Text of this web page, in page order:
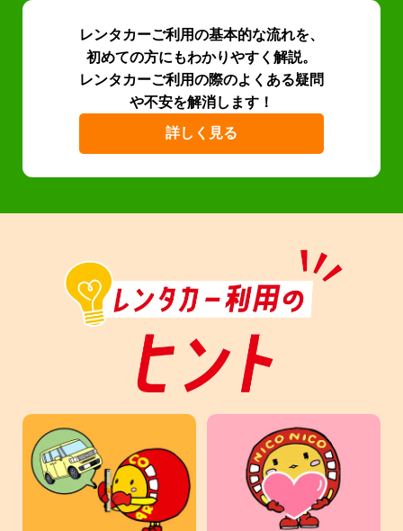
レンタカーご利用の基本的な流れを、
初めての方にもわかりやすく解説。
レンタカーご利用の際のよくある疑問
や不安を解消します！
詳しく見る